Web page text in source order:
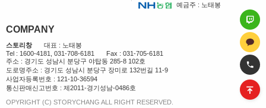
예금주 : 노태봉
COMPANY
스토리창
대표 : 노태봉
Tel : 1600-4181, 031-708-6181
Fax : 031-705-6181
주소 : 경기도 성남시 분당구 야탑동 285-8 102호
도로명주소 : 경기도 성남시 분당구 장미로 132번길 11-9
사업자등록번호 : 121-10-36594
통신판매신고번호 : 제2011-경기성남-0486호
OPYRIGHT (C) STORYCHANG ALL RIGHT RESERVED.